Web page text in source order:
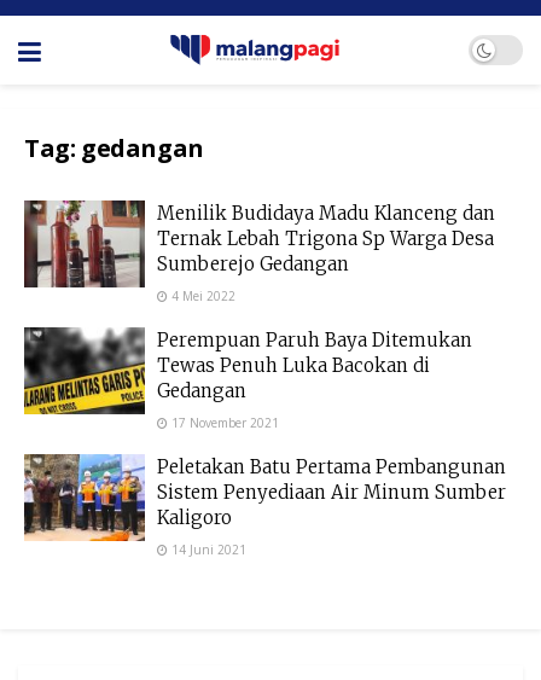
Tag: gedangan
Menilik Budidaya Madu Klanceng dan
Ternak Lebah Trigona Sp Warga Desa
Sumberejo Gedangan
4 Mei 2022
Perempuan Paruh Baya Ditemukan
Tewas Penuh Luka Bacokan di
Gedangan
17 November 2021
Peletakan Batu Pertama Pembangunan
Sistem Penyediaan Air Minum Sumber
Kaligoro
14 Juni 2021